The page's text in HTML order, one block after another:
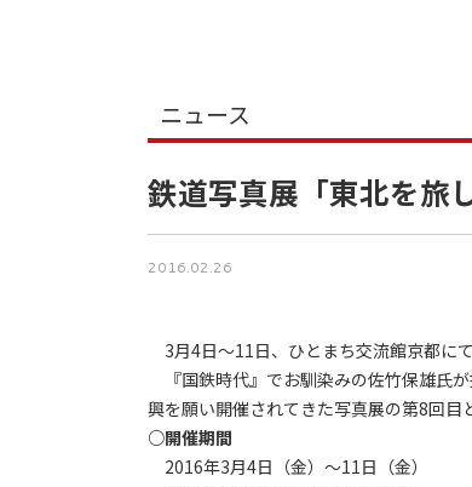
ニュース
鉄道写真展「東北を
2016.02.26
3月4日～11日、ひとまち交流館京都に
『国鉄時代』でお馴染みの佐竹保雄氏
興を願い開催されてきた写真展の第8回目
○開催期間
2016年3月4日（金）～11日（金）